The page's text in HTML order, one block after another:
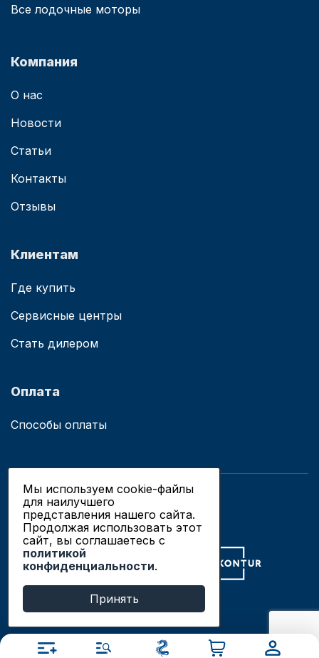
Все лодочные моторы
Компания
О нас
Новости
Статьи
Контакты
Отзывы
Клиентам
Где купить
Сервисные центры
Стать дилером
Оплата
Способы оплаты
© 2019 - 2026 ООО «Сианово»
Политика конфиденциальности
Разработка сайтов в Новосибирске
Продвижение сайтов
Мы используем cookie-файлы
для наилучшего
представления нашего сайта.
Продолжая использовать этот
сайт, вы соглашаетесь c
политикой
конфиденциальности.
Принять